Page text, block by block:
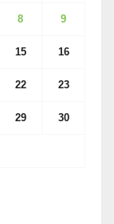
8 9
15 16
22 23
29 30